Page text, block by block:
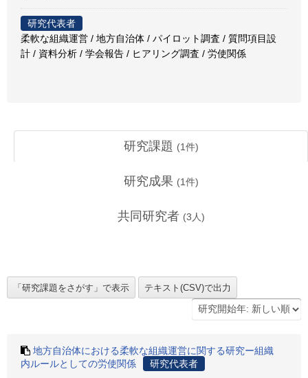
研究代表者
柔軟な組織運営 / 地方自治体 / パイロット調査 / 質問項目設
計 / 資料分析 / 学会報告 / ヒアリング調査 / 労使関係
研究課題 (1件)
研究成果 (1件)
共同研究者 (3 人)
地方自治体における柔軟な組織運営に関する研究ー組織
内ルールとしての労使関係
研究代表者